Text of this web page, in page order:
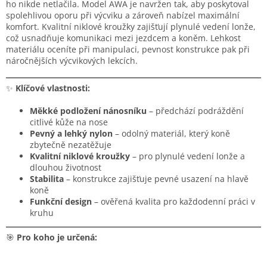
ho nikde netlačila. Model AWA je navržen tak, aby poskytoval
spolehlivou oporu při výcviku a zároveň nabízel maximální
komfort. Kvalitní niklové kroužky zajišťují plynulé vedení lonže,
což usnadňuje komunikaci mezi jezdcem a koněm. Lehkost
materiálu oceníte při manipulaci, pevnost konstrukce pak při
náročnějších výcvikových lekcích.
✨ Klíčové vlastnosti:
Měkké podložení nánosníku – předchází podráždění
citlivé kůže na nose
Pevný a lehký nylon – odolný materiál, který koně
zbytečně nezatěžuje
Kvalitní niklové kroužky – pro plynulé vedení lonže a
dlouhou životnost
Stabilita – konstrukce zajišťuje pevné usazení na hlavě
koně
Funkční design – ověřená kvalita pro každodenní práci v
kruhu
🎯 Pro koho je určená: